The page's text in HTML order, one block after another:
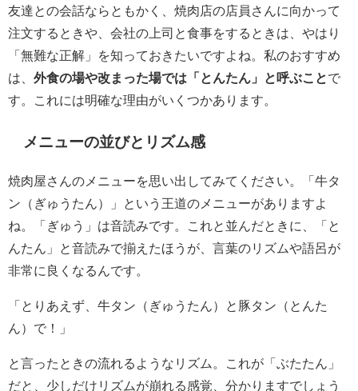
友達との会話ならともかく、焼肉店の店員さんに向かって
注文するときや、会社の上司と食事をするときは、やはり
「無難な正解」を知っておきたいですよね。私のおすすめ
は、 外食の場や改まった場では「とんたん」と呼ぶことで
す。これには明確な理由がいくつかあります。
メニューの並びとリズム感
焼肉屋さんのメニューを思い出してみてください。「牛タ
ン（ぎゅうたん）」という王道のメニューがありますよ
ね。「ぎゅう」は音読みです。これと並んだときに、「と
んたん」と音読みで揃えたほうが、言葉のリズムや語呂が
非常に良くなるんです。
「とりあえず、牛タン（ぎゅうたん）と豚タン（とんた
ん）で！」
と言ったときの流れるようなリズム。これが「ぶたたん」
だと、少しだけリズムが崩れる感覚、分かりますでしょう